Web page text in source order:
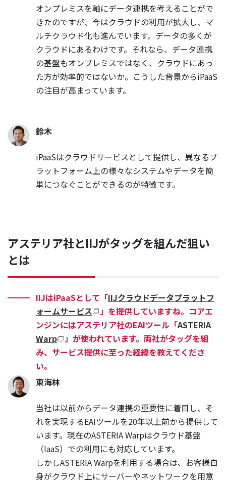
オンプレミスを軸にデータ連携を考えることがで
きたのですが、今はクラウドの利用が拡大し、マ
ルチクラウド化も進んでいます。データの多くが
クラウドにあるわけです。それなら、データ連携
の基盤もオンプレミスではなく、クラウドにあっ
た方が効率的ではないか。こうした背景からiPaaS
の注目が高まっています。
鈴木
iPaaSはクラウドサービスとして提供し、異なるプ
ラットフォーム上の様々なシステムやデータを簡
単につなぐことができるのが特徴です。
アステリア社とIIJがタッグを組んだ狙い
とは
IIJはiPaaSとして「IIJクラウドデータプラットフ
ォームサービス
」を提供していますね。コアエ
ンジンにはアステリア社のEAIツール「ASTERIA
Warp
」が使われています。両社がタッグを組
み、サービス提供に至った経緯を教えてくださ
い。
東海林
当社は以前からデータ連携の重要性に着目し、そ
れを実現するEAIツールを20年以上前から提供して
います。現在のASTERIA Warpはクラウド基盤
（IaaS）での利用にも対応しています。
しかしASTERIA Warpを利用する場合は、お客様自
身がクラウド上にサーバーやネットワークを用意